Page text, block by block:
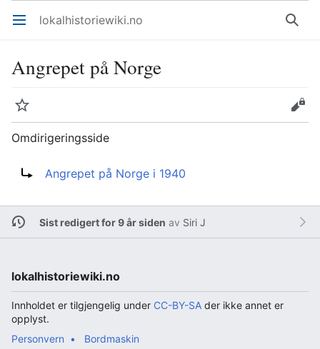
Åpne hovedmenyen lokalhistoriewiki.no Søk
Angrepet på Norge
Overvåk
Rediger
Omdirigeringsside
Angrepet på Norge i 1940
Sist redigert for 9 år siden av Siri J
lokalhistoriewiki.no
Innholdet er tilgjengelig under CC-BY-SA der ikke annet er
opplyst.
Personvern
Bordmaskin